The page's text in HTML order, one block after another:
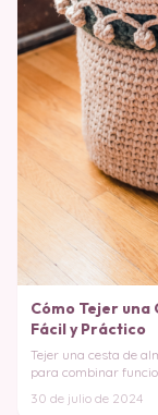
Cómo Tejer
Fácil y Práctico
Tejer una cesta de
para combinar
30 de julio de 2024